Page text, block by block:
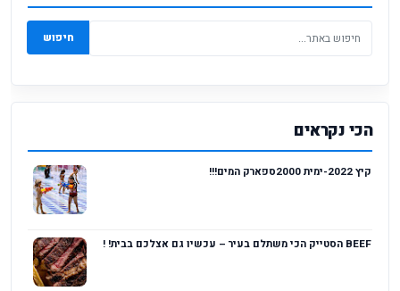
חיפוש
הכי נקראים
קיץ 2022-ימית 2000ספארק המים!!!
BEEF הסטייק הכי משתלם בעיר – עכשיו גם אצלכם בבית! !